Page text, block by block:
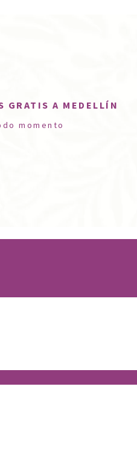
A MEDELLÍN
momento